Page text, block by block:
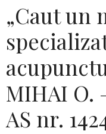
„Caut un
MIHAI O.
AS nr.